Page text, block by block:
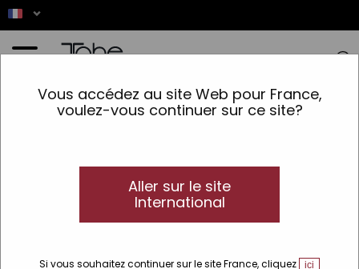
Vous accédez au site Web pour France,
voulez-vous continuer sur ce site?
Aller sur le site
International
Si vous souhaitez continuer sur le site France, cliquez ici
Ce produit nest pas
disponible